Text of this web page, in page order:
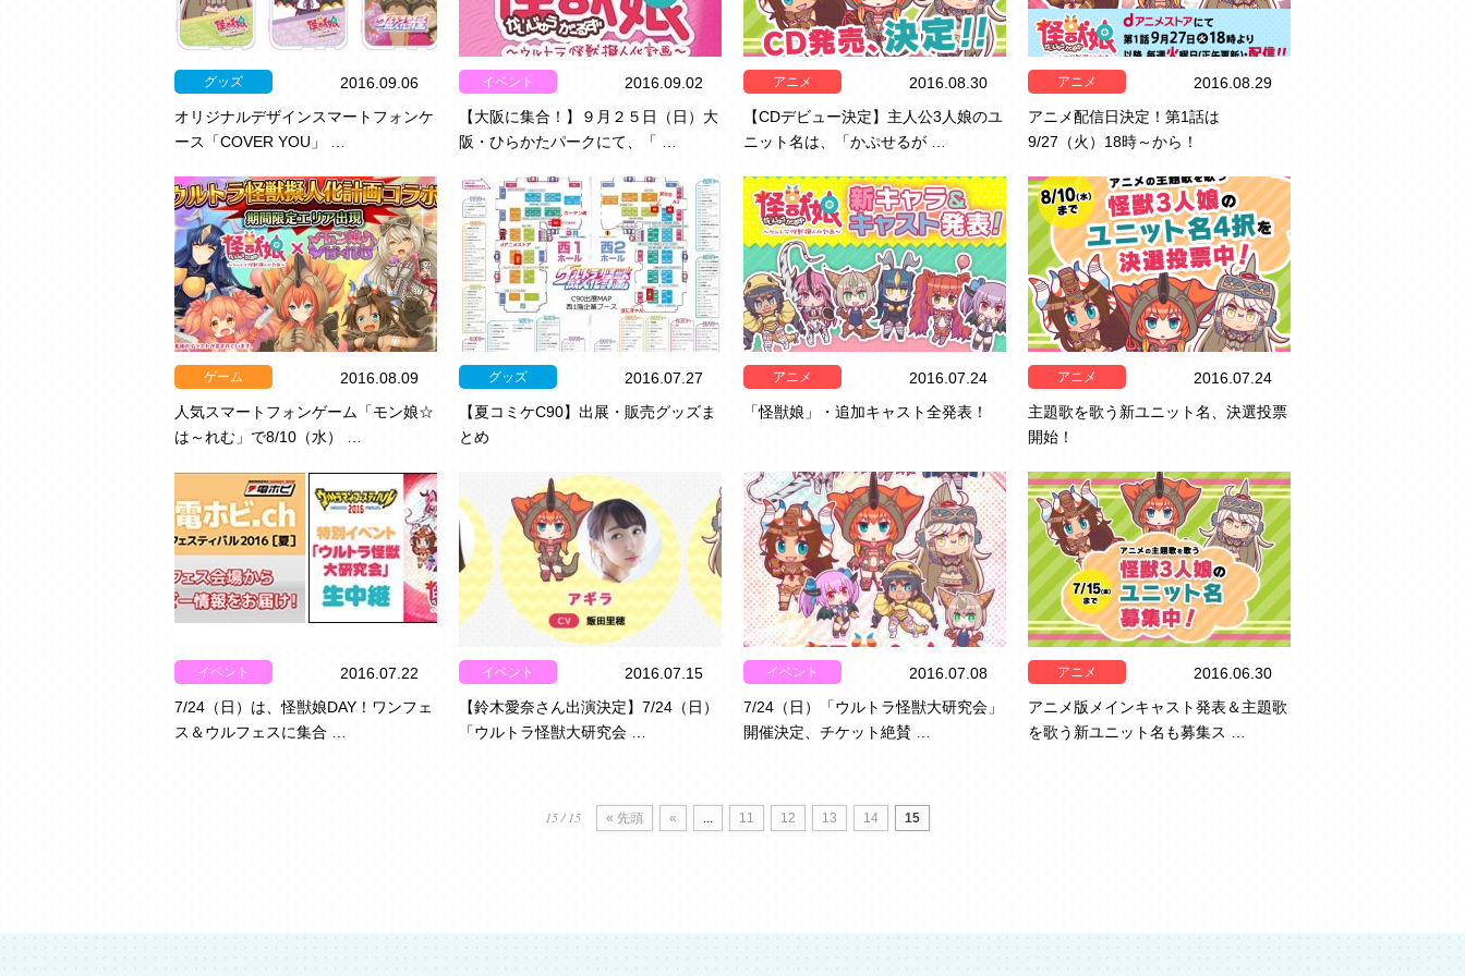
グッズ
2016.09.06
オリジナルデザインスマートフォンケ
ース「COVER YOU」 …
イベント
2016.09.02
【大阪に集合！】９月２５日（日）大
阪・ひらかたパークにて、「 …
アニメ
2016.08.30
【CDデビュー決定】主人公3人娘のユ
ニット名は、「かぷせるが …
アニメ
2016.08.29
アニメ配信日決定！第1話は
9/27（火）18時～から！
ゲーム
2016.08.09
人気スマートフォンゲーム「モン娘☆
は～れむ」で8/10（水） …
グッズ
2016.07.27
【夏コミケC90】出展・販売グッズま
とめ
アニメ
2016.07.24
「怪獣娘」・追加キャスト全発表！
アニメ
2016.07.24
主題歌を歌う新ユニット名、決選投票
開始！
イベント
2016.07.22
7/24（日）は、怪獣娘DAY！ワンフェ
ス＆ウルフェスに集合 …
イベント
2016.07.15
【鈴木愛奈さん出演決定】7/24（日）
「ウルトラ怪獣大研究会 …
イベント
2016.07.08
7/24（日）「ウルトラ怪獣大研究会」
開催決定、チケット絶賛 …
アニメ
2016.06.30
アニメ版メインキャスト発表＆主題歌
を歌う新ユニット名も募集ス …
15 / 15 « 先頭 « ... 11 12 13 14 15